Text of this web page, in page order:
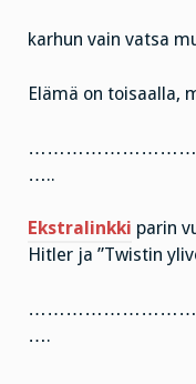
karhun vain vatsa
Elämä on toisaalla,
…..
Ekstralinkki parin
Hitler ja ”Twistin
….